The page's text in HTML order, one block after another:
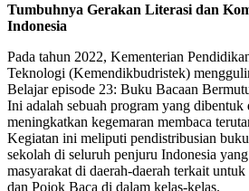
Tumbuhnya Gerakan Literasi dan
Indonesia
Pada tahun 2022, Kementerian
Teknologi (Kemendikbudristek)
Belajar episode 23: Buku Bacaan
Ini adalah sebuah program yang dibentuk
meningkatkan kegemaran membaca
Kegiatan ini meliputi pendistribusian
sekolah di seluruh penjuru Indonesia
masyarakat di daerah-daerah terkait
dan Pojok Baca di dalam kelas-kelas.